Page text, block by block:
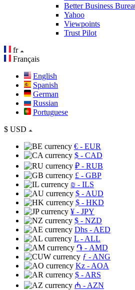
Better Business
Yahoo
Viewpoints
Trust Pilot
fr
Français
English
Spanish
German
Russian
Portuguese
$ USD
€ - EUR
$ - CAD
₽ - RUB
£ - GBP
₪ - ILS
$ - AUD
$ - HKD
¥ - JPY
$ - NZD
Dhs - AED
L - ALL
֏ - AMD
ƒ - ANG
Kz - AOA
$ - ARS
₼ - AZN